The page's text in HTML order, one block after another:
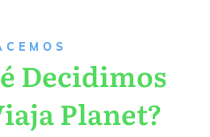
Decidimos
Planet?